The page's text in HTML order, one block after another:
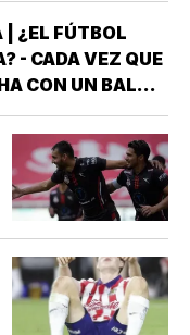
| ¿EL FÚTBOL
- CADA VEZ QUE
CON UN BALÓN
*DETRÁS DE
LA LLEVÓ AL
ESFUERZO…